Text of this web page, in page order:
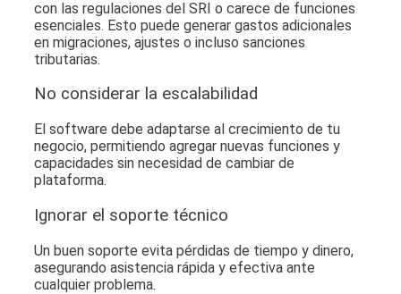
con las regulaciones del SRI o carece de funciones
esenciales. Esto puede generar gastos adicionales
en migraciones, ajustes o incluso sanciones
tributarias.
No considerar la escalabilidad
El software debe adaptarse al crecimiento de tu
negocio, permitiendo agregar nuevas funciones y
capacidades sin necesidad de cambiar de
plataforma.
Ignorar el soporte técnico
Un buen soporte evita pérdidas de tiempo y dinero,
asegurando asistencia rápida y efectiva ante
cualquier problema.